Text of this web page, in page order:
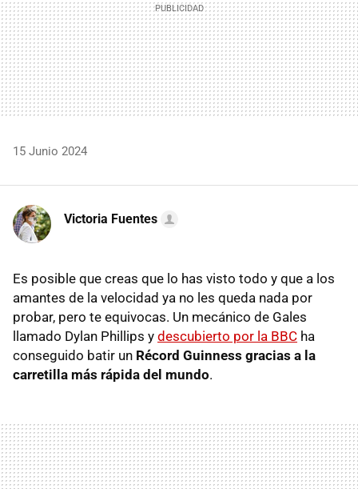
15 Junio 2024
Victoria Fuentes
Es posible que creas que lo has visto todo y que a los
amantes de la velocidad ya no les queda nada por
probar, pero te equivocas. Un mecánico de Gales
llamado Dylan Phillips y descubierto por la BBC ha
conseguido batir un Récord Guinness gracias a la
carretilla más rápida del mundo.